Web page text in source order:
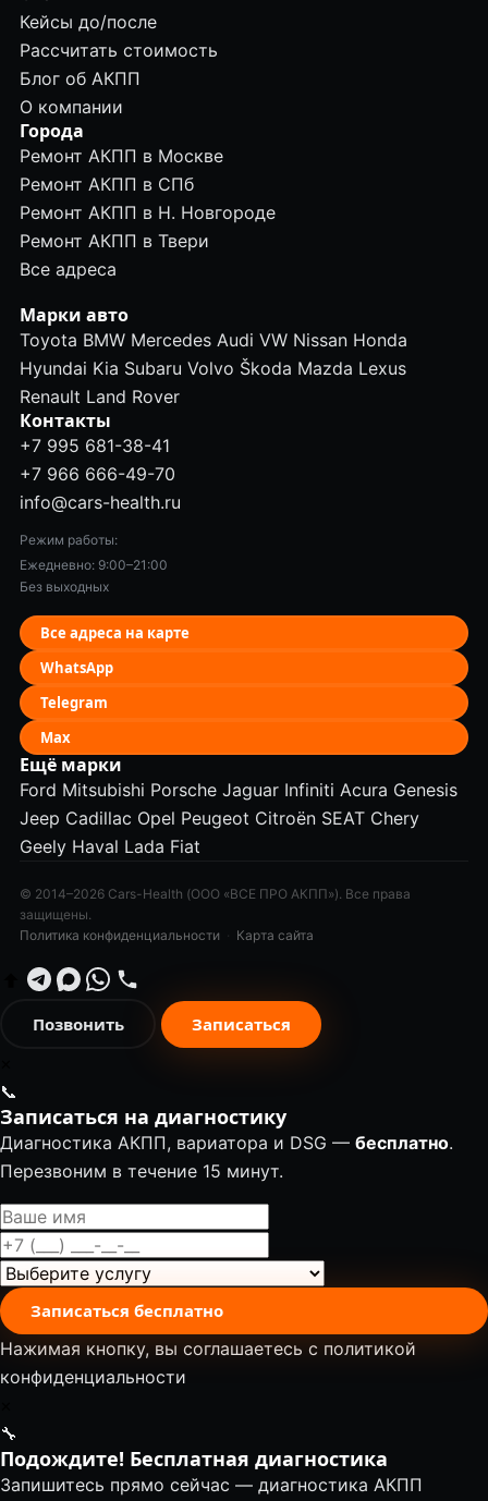
Кейсы до/после
Рассчитать стоимость
Блог об АКПП
О компании
Города
Ремонт АКПП в Москве
Ремонт АКПП в СПб
Ремонт АКПП в Н. Новгороде
Ремонт АКПП в Твери
Все адреса
Марки авто
Toyota BMW Mercedes Audi VW Nissan Honda
Hyundai Kia Subaru Volvo Škoda Mazda Lexus
Renault Land Rover
Контакты
+7 995 681-38-41
+7 966 666-49-70
info@cars-health.ru
Режим работы:
Ежедневно: 9:00–21:00
Без выходных
Все адреса на карте
WhatsApp
Telegram
Max
Ещё марки
Ford Mitsubishi Porsche Jaguar Infiniti Acura Genesis
Jeep Cadillac Opel Peugeot Citroën SEAT Chery
Geely Haval Lada Fiat
© 2014–2026 Cars-Health (ООО «ВСЕ ПРО АКПП»). Все права
защищены.
Политика конфиденциальности · Карта сайта
Позвонить Записаться
📞
Записаться на диагностику
Диагностика АКПП, вариатора и DSG — бесплатно.
Перезвоним в течение 15 минут.
Записаться бесплатно
Нажимая кнопку, вы соглашаетесь с политикой
конфиденциальности
🔧
Подождите! Бесплатная диагностика
Запишитесь прямо сейчас — диагностика АКПП